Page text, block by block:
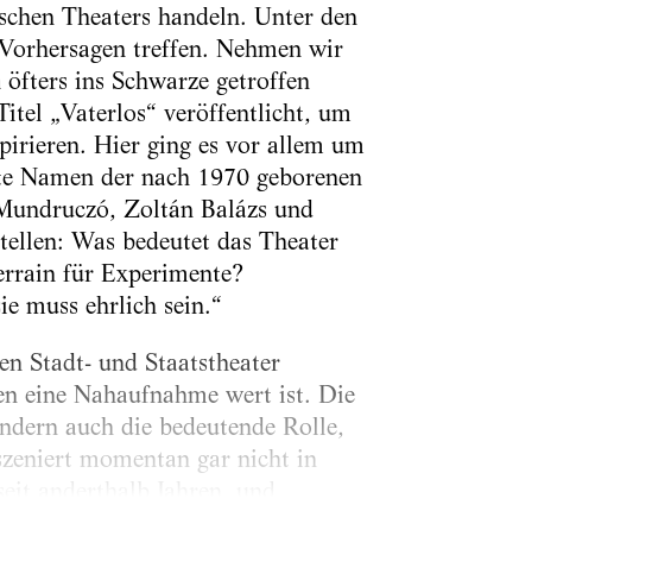
Theaters handeln. Unter den
treffen. Nehmen wir
ins Schwarze getroffen
„Vaterlos“ veröffentlicht, um
Hier ging es vor allem um
Namen der nach 1970 geborenen
Zoltán Balázs und
Was bedeutet das Theater
für Experimente?
muss ehrlich sein.“
Stadt- und Staatstheater
eine Nahaufnahme wert ist. Die
auch die bedeutende Rolle,
momentan gar nicht in